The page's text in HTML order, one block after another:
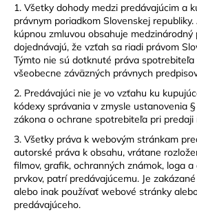
1. Všetky dohody medzi predávajúcim a
právnym poriadkom Slovenskej
kúpnou zmluvou obsahuje
dojednávajú, že vzťah sa riadi právom
Týmto nie sú dotknuté práva spotrebiteľa
všeobecne záväzných právnych
2. Predávajúci nie je vo vzťahu ku
kódexy správania v zmysle ustanovenia
zákona o ochrane spotrebiteľa pri predaji
3. Všetky práva k webovým stránkam
autorské práva k obsahu, vrátane
filmov, grafik, ochranných známok, loga
prvkov, patrí predávajúcemu. Je
alebo inak používať webové stránky
predávajúceho.